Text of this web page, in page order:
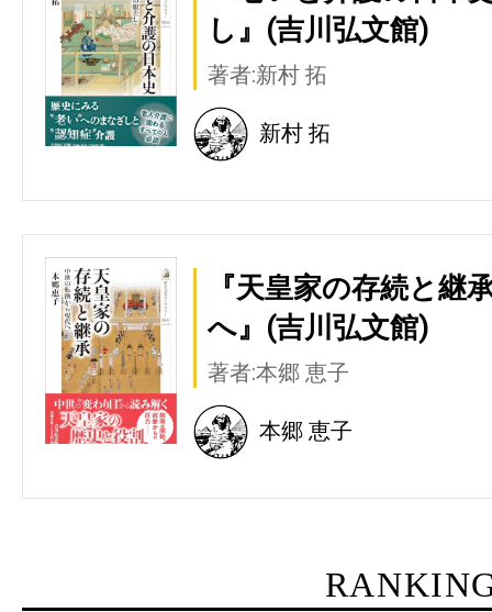
し』(吉川弘文館)
著者:新村 拓
新村 拓
『天皇家の存続と継
へ』(吉川弘文館)
著者:本郷 恵子
本郷 恵子